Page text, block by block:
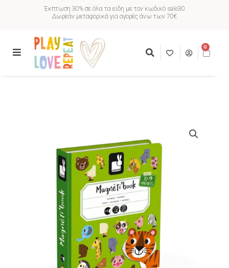
Έκπτωση 30% σε όλα τα είδη με τον κωδικό sale30
Δωρεάν μεταφορικά για αγορές άνω των 70€
0